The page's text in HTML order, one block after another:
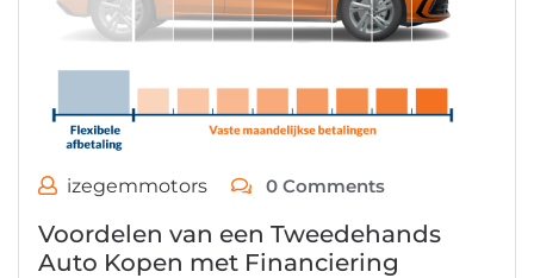
izegemmotors 0 Comments
Voordelen van een Tweedehands
Auto Kopen met Financiering